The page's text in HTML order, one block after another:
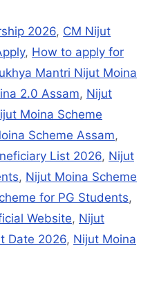
2026, CM Nijut
, How to apply for
Mantri Nijut Moina
2.0 Assam, Nijut
Moina Scheme
Scheme Assam,
List 2026, Nijut
, Nijut Moina Scheme
for PG Students,
Website, Nijut
Date 2026, Nijut Moina